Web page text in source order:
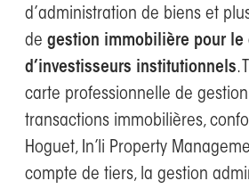
d’administration de biens et
de gestion immobilière pour le
d’investisseurs institutionnels.
carte professionnelle de
transactions immobilières,
Hoguet, In’li Property
compte de tiers, la gestion